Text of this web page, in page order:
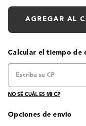
AGREGAR AL
Calcular el tiempo de
NO SÉ CUÁL ES MI CP
Opciones de envío